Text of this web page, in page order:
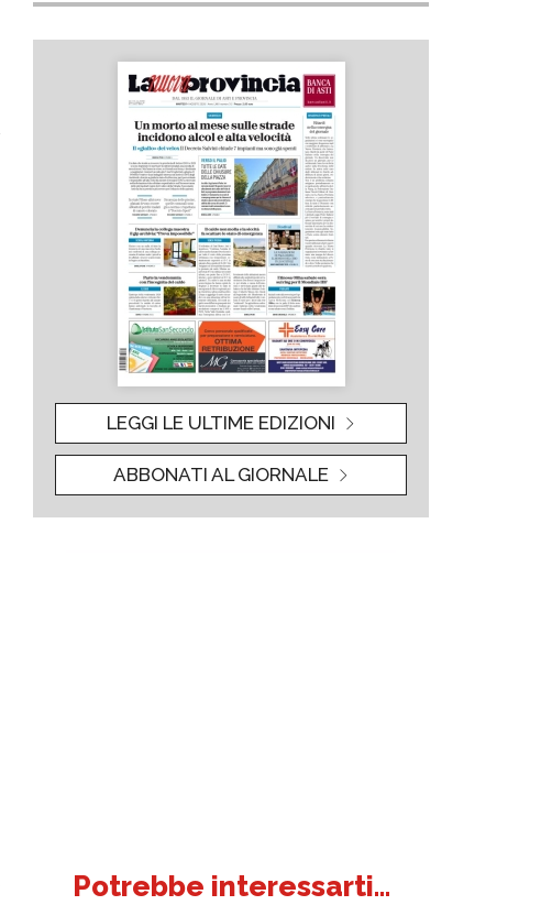
LEGGI LE ULTIME EDIZIONI
ABBONATI AL GIORNALE
Potrebbe interessarti...